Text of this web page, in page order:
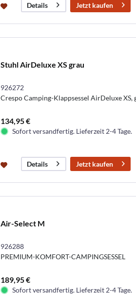
Details Jetzt kaufen
Stuhl AirDeluxe XS grau
926272
Crespo Camping-Klappsessel AirDeluxe XS,
134,95 €
Sofort versandfertig. Lieferzeit 2-4 Tage.
Details Jetzt kaufen
Air-Select M
926288
PREMIUM-KOMFORT-CAMPINGSESSEL
189,95 €
Sofort versandfertig. Lieferzeit 2-4 Tage.